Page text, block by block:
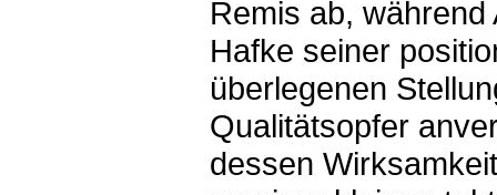
Remis ab, während
Hafke seiner
überlegenen
Qualitätsopfer
dessen